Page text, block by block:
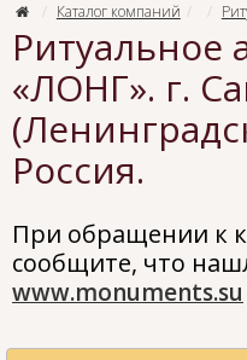
Каталог компаний
Ритуальное
«ЛОНГ». г.
Россия.
При обращении к
сообщите, что
www.monuments.su